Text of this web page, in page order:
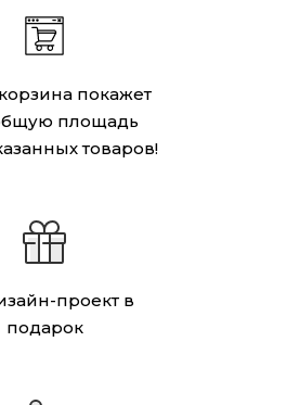
покажет
площадь
товаров!
проект в
подарок